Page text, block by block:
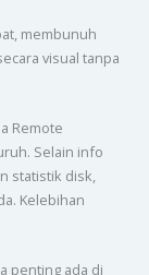
membunuh
visual tanpa
Remote
Selain info
statistik disk,
Kelebihan
penting ada di